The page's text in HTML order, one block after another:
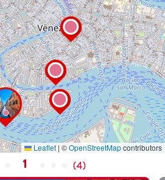
Leaflet | ©OpenStreetMapcontributors
1 (4)